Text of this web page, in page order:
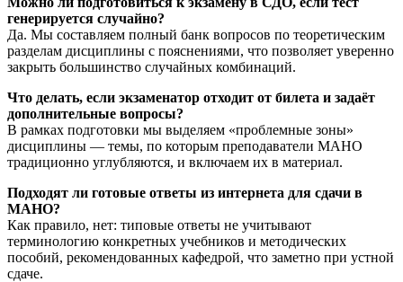
генерируется случайно?
Да. Мы составляем полный банк вопросов по теоретическим
разделам дисциплины с пояснениями, что позволяет уверенно
закрыть большинство случайных комбинаций.
Что делать, если экзаменатор отходит от билета и задаёт
дополнительные вопросы?
В рамках подготовки мы выделяем «проблемные зоны»
дисциплины — темы, по которым преподаватели МАНО
традиционно углубляются, и включаем их в материал.
Подходят ли готовые ответы из интернета для сдачи в
МАНО?
Как правило, нет: типовые ответы не учитывают
терминологию конкретных учебников и методических
пособий, рекомендованных кафедрой, что заметно при устной
сдаче.